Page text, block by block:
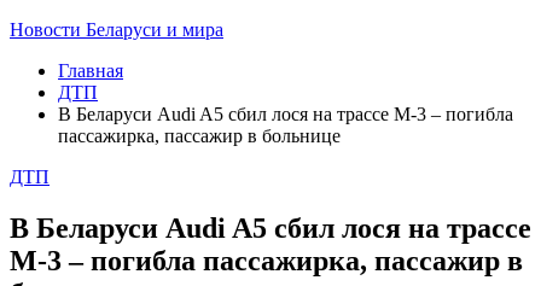
Новости Беларуси и мира
Главная
ДТП
В Беларуси Audi A5 сбил лося на трассе М-3 – погибла
пассажирка, пассажир в больнице
ДТП
В Беларуси Audi A5 сбил лося на трассе
М-3 – погибла пассажирка, пассажир в